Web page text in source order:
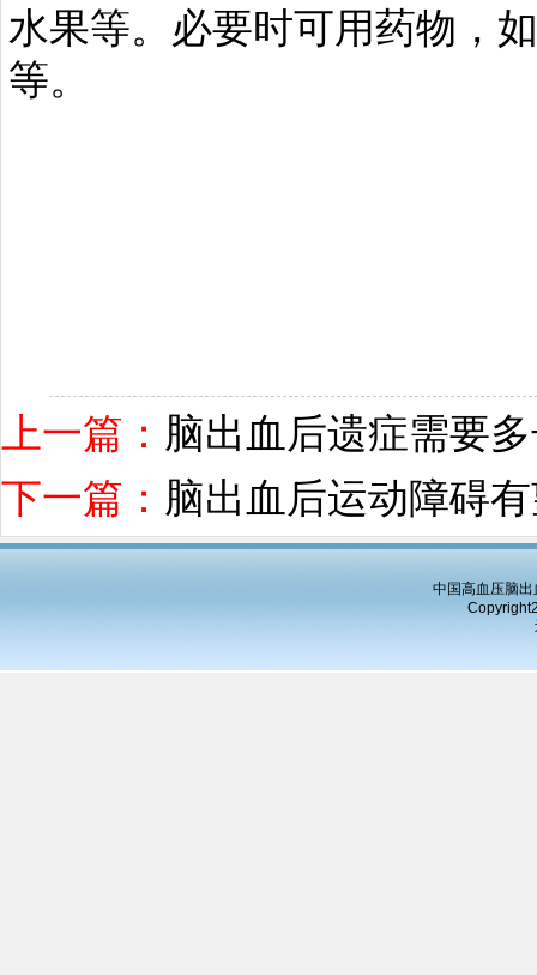
水果等。必要时可用药物，
等。
上一篇： 脑出血后遗症需要
下一篇： 脑出血后运动障碍
中国高血压脑